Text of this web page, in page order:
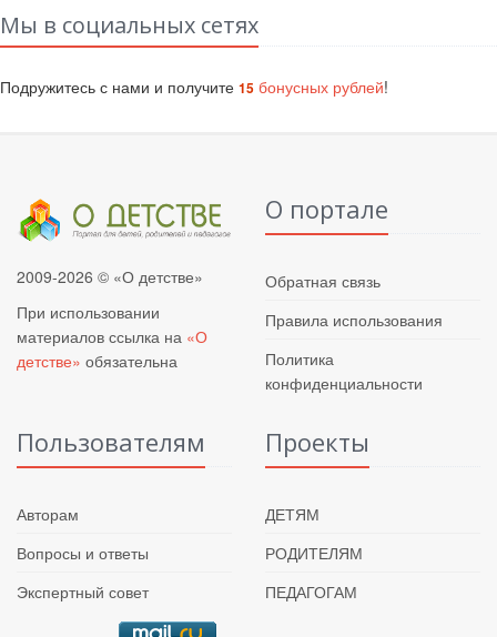
Мы в социальных сетях
Подружитесь с нами и получите 15 бонусных рублей!
2009-2026 © «О детстве»
При использовании
материалов ссылка на «О
детстве» обязательна
О портале
Обратная связь
Правила использования
Политика
конфиденциальности
Пользователям
Авторам
Вопросы и ответы
Экспертный совет
Проекты
ДЕТЯМ
РОДИТЕЛЯМ
ПЕДАГОГАМ